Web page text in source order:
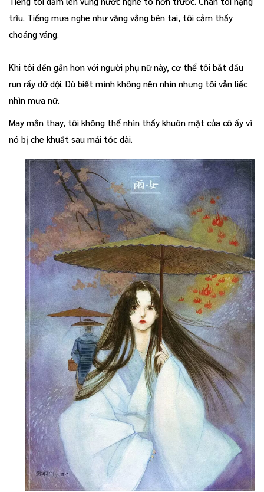
trĩu. Tiếng mưa nghe như văng vẳng bên tai, tôi cảm thấy
choáng váng.
Khi tôi đến gần hơn với người phụ nữ này, cơ thể tôi bắt đầu
run rẩy dữ dội. Dù biết mình không nên nhìn nhưng tôi vẫn liếc
nhìn mưa nữ.
May mắn thay, tôi không thể nhìn thấy khuôn mặt của cô ấy vì
nó bị che khuất sau mái tóc dài.